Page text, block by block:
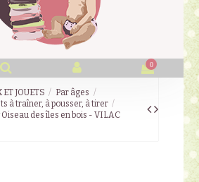
0
ET JOUETS
Par âges
à traîner, à pousser, à tirer
des îles en bois - VILAC